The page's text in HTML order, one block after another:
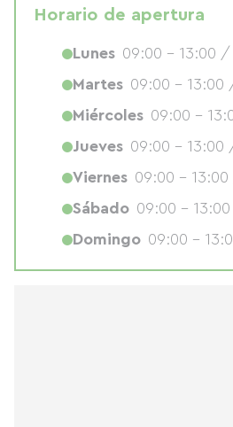
Horario de apertura
Lunes 09:00 - 13:00 /
Martes 09:00 - 13:00
Miércoles 09:00 -
Jueves 09:00 - 13:00
Viernes 09:00 -
Sábado 09:00 -
Domingo 09:00 -